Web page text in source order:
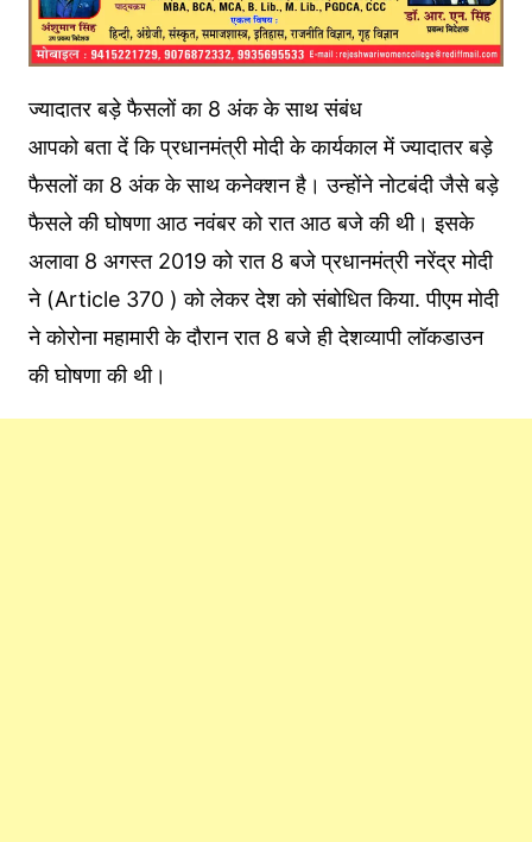
ज्यादातर बड़े फैसलों का 8 अंक के साथ संबंध
आपको बता दें कि प्रधानमंत्री मोदी के कार्यकाल में ज्यादातर बड़े
फैसलों का 8 अंक के साथ कनेक्शन है। उन्होंने नोटबंदी जैसे बड़े
फैसले की घोषणा आठ नवंबर को रात आठ बजे की थी। इसके
अलावा 8 अगस्त 2019 को रात 8 बजे प्रधानमंत्री नरेंद्र मोदी
ने (Article 370 ) को लेकर देश को संबोधित किया. पीएम मोदी
ने कोरोना महामारी के दौरान रात 8 बजे ही देशव्यापी लॉकडाउन
की घोषणा की थी।